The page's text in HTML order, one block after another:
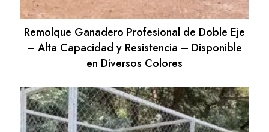
Remolque Ganadero Profesional de Doble Eje
– Alta Capacidad y Resistencia – Disponible
en Diversos Colores